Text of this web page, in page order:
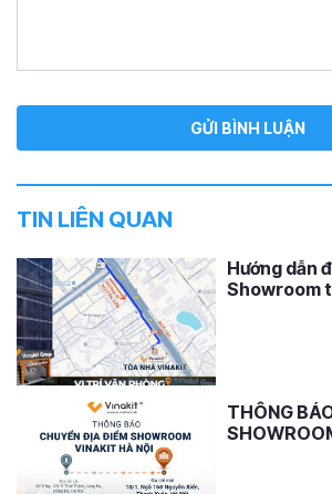
TIN LIÊN QUAN
Hướng dẫn
Showroom
THÔNG